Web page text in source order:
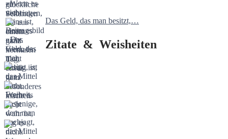
Das Geld, das man besitzt,…
Zitate & Weisheiten